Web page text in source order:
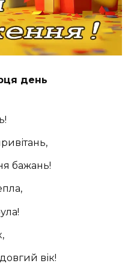
день
бажань!
вік!